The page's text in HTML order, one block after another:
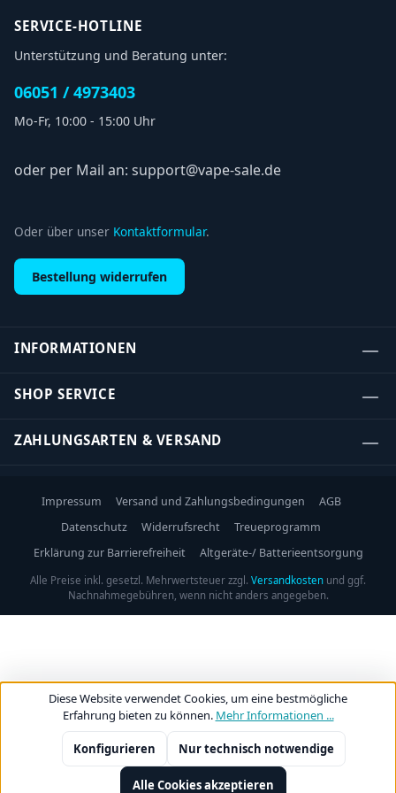
SERVICE-HOTLINE
Unterstützung und Beratung unter:
06051 / 4973403
Mo-Fr, 10:00 - 15:00 Uhr
oder per Mail an: support@vape-sale.de
Oder über unser Kontaktformular.
Bestellung widerrufen
INFORMATIONEN
SHOP SERVICE
ZAHLUNGSARTEN & VERSAND
Impressum Versand und Zahlungsbedingungen
AGB
Datenschutz
Widerrufsrecht
Treueprogramm
Erklärung zur Barrierefreiheit
Altgeräte-/ Batterieentsorgung
Alle Preise inkl. gesetzl. Mehrwertsteuer zzgl. Versandkosten und ggf.
Nachnahmegebühren, wenn nicht anders angegeben.
Diese Website verwendet Cookies, um eine bestmögliche
Erfahrung bieten zu können. Mehr Informationen ...
Nur technisch notwendige
Konfigurieren
Alle Cookies akzeptieren